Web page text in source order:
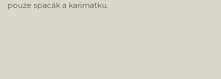
pouze spacák a karimatku.